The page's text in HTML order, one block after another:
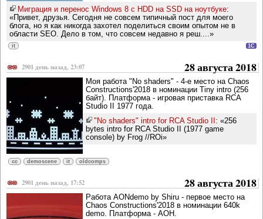
Миграция и перенос Windows 8 с HDD на SSD на ноутбуке:
«Привет, друзья. Сегодня не совсем типичный пост для моего
блога, но я как никогда захотел поделиться своим опытом не в
области SEO. Дело в том, что совсем недавно я реш....»
it 1C
2901 день назад, 23:07 28 августа 2018
Моя работа "No shaders" - 4-е место на Chaos
Constructions'2018 в номинации Tiny intro (256
байт). Платформа - игровая приставка RCA
Studio II 1977 года.
"No shaders" intro for RCA Studio II : «256
bytes intro for RCA Studio II (1977 game
console) by Frog //ROi»
cc demoscene it oldcomps
2901 день назад, 17:52 28 августа 2018
Работа AONdemo by Shiru - первое место на
Chaos Constructions'2018 в номинации 640k
demo. Платформа - АОН.